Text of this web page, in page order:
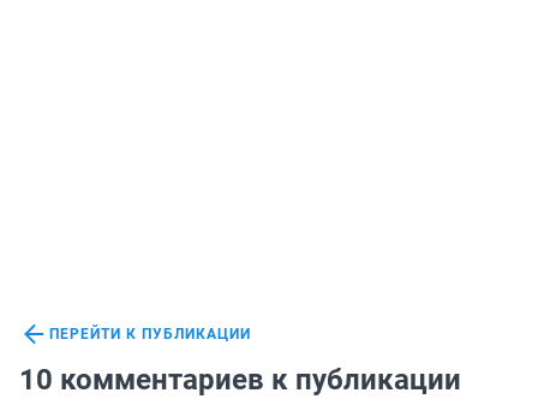
ПЕРЕЙТИ К ПУБЛИКАЦИИ
10 комментариев к публикации